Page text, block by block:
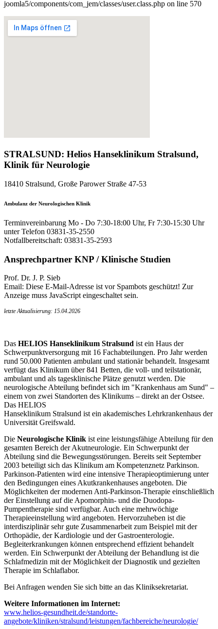
joomla5/components/com_jem/classes/user.class.php on line 570
STRALSUND: Helios Hanseklinikum Stralsund,
Klinik für Neurologie
18410 Stralsund, Große Parower Straße 47-53
Ambulanz der Neurologischen Klinik
Terminvereinbarung Mo - Do 7:30-18:00 Uhr, Fr 7:30-15:30 Uhr
unter Telefon 03831-35-2550
Notfallbereitschaft: 03831-35-2593
Ansprechpartner KNP / Klinische Studien
Prof. Dr. J. P. Sieb
Email: Diese E-Mail-Adresse ist vor Spambots geschützt! Zur
Anzeige muss JavaScript eingeschaltet sein.
letzte Aktualisierung: 15.04.2026
Das HELIOS Hanseklinikum Stralsund ist ein Haus der
Schwerpunktversorgung mit 16 Fachabteilungen. Pro Jahr werden
rund 50.000 Patienten ambulant und stationär behandelt. Insgesamt
verfügt das Klinikum über 841 Betten, die voll- und teilstationär,
ambulant und als tagesklinische Plätze genutzt werden. Die
neurologische Abteilung befindet sich im "Krankenhaus am Sund" –
einem von zwei Standorten des Klinikums – direkt an der Ostsee.
Das HELIOS
Hanseklinikum Stralsund ist ein akademisches Lehrkrankenhaus der
Universität Greifswald.
Die Neurologische Klinik ist eine leistungsfähige Abteilung für den
gesamten Bereich der Akutneurologie. Ein Schwerpunkt der
Abteilung sind die Bewegungsstörungen. Bereits seit September
2003 beteiligt sich das Klinikum am Kompetenznetz Parkinson.
Parkinson-Patienten wird eine intensive Therapieoptimierung unter
den Bedingungen eines Akutkrankenhauses angeboten. Die
Möglichkeiten der modernen Anti-Parkinson-Therapie einschließlich
der Einstellung auf die Apomorphin- und die Duodopa-
Pumpentherapie sind verfügbar. Auch eine mehrwöchige
Therapieeinstellung wird angeboten. Hervorzuheben ist die
interdisziplinär sehr gute Zusammenarbeit zum Beispiel mit der
Orthopädie, der Kardiologie und der Gastroenterologie.
Begleiterkrankungen können entsprechend effizient behandelt
werden. Ein Schwerpunkt der Abteilung der Behandlung ist die
Schlafmedizin mit der Möglichkeit der Diagnostik und gezielten
Therapie im Schlaflabor.
Bei Anfragen wenden Sie sich bitte an das Kliniksekretariat.
Weitere Informationen im Internet:
www.helios-gesundheit.de/standorte-
angebote/kliniken/stralsund/leistungen/fachbereiche/neurologie/